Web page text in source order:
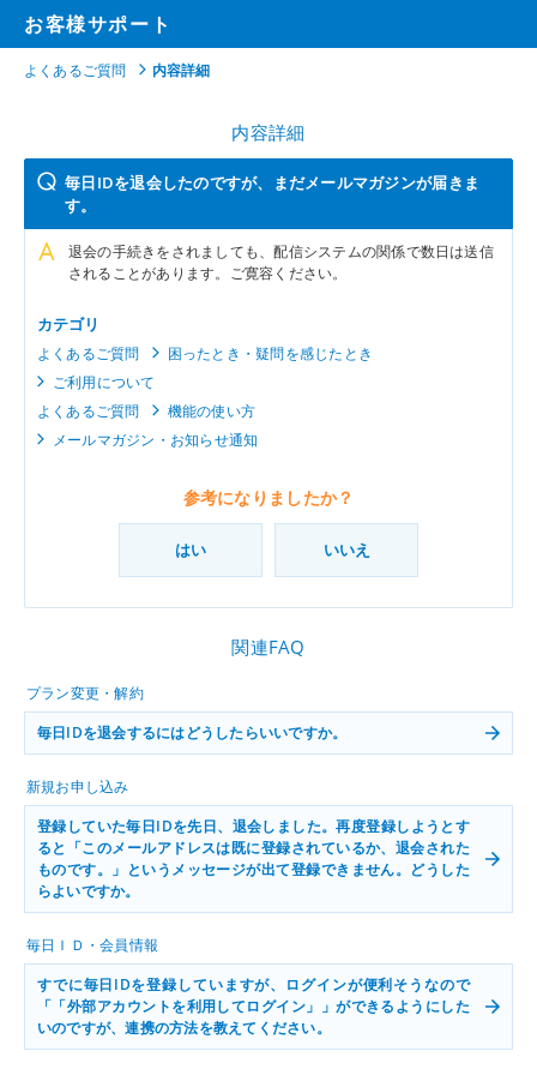
お客様サポート
よくあるご質問 内容詳細
内容詳細
毎日IDを退会したのですが、まだメールマガジンが届きま
す。
退会の手続きをされましても、配信システムの関係で数日は送信
されることがあります。ご寛容ください。
カテゴリ
よくあるご質問
困ったとき・疑問を感じたとき
ご利用について
よくあるご質問
機能の使い方
メールマガジン・お知らせ通知
参考になりましたか？
はい いいえ
関連FAQ
プラン変更・解約
毎日IDを退会するにはどうしたらいいですか。
新規お申し込み
登録していた毎日IDを先日、退会しました。再度登録しようとす
ると「このメールアドレスは既に登録されているか、退会された
ものです。」というメッセージが出て登録できません。どうした
らよいですか。
毎日ＩＤ・会員情報
すでに毎日IDを登録していますが、ログインが便利そうなので
「「外部アカウントを利用してログイン」」ができるようにした
いのですが、連携の方法を教えてください。